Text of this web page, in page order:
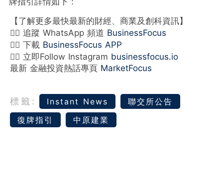
【了解更多最快最新的財經、商業及創科資訊】
👉🏻 追蹤 WhatsApp 頻道 BusinessFocus
👉🏻 下載 BusinessFocus APP
👉🏻 立即Follow Instagram businessfocus.io
最新 金融投資熱話專頁 MarketFocus
標籤: Instant News
聯交所公告
復牌指引
中原建業